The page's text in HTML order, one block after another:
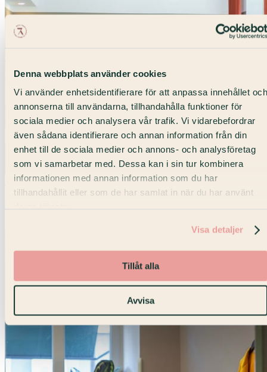
Denna webbplats använder cookies
Vi använder enhetsidentifierare för att anpassa innehållet och
annonserna till användarna, tillhandahålla funktioner för
sociala medier och analysera vår trafik. Vi vidarebefordrar
även sådana identifierare och annan information från din
enhet till de sociala medier och annons- och analysföretag
som vi samarbetar med. Dessa kan i sin tur kombinera
informationen med annan information som du har
tillhandahållit eller som de har samlat in när du har använt
Visa detaljer
Tillåt alla
Avvisa
Max 80 pers